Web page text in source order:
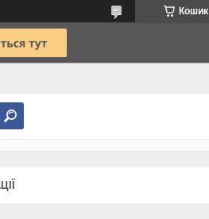
Кошик